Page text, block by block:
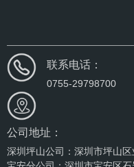
联系电话：
0755-29798700
公司地址：
深圳坪山公司：深圳市坪山